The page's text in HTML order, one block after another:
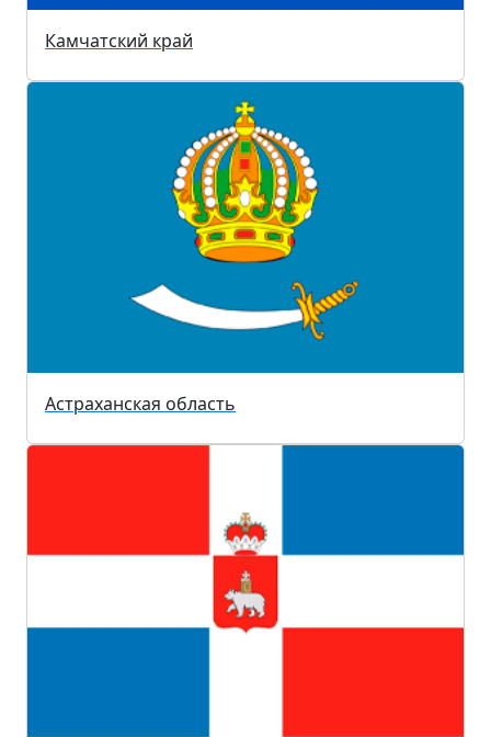
Камчатский край
Астраханская область